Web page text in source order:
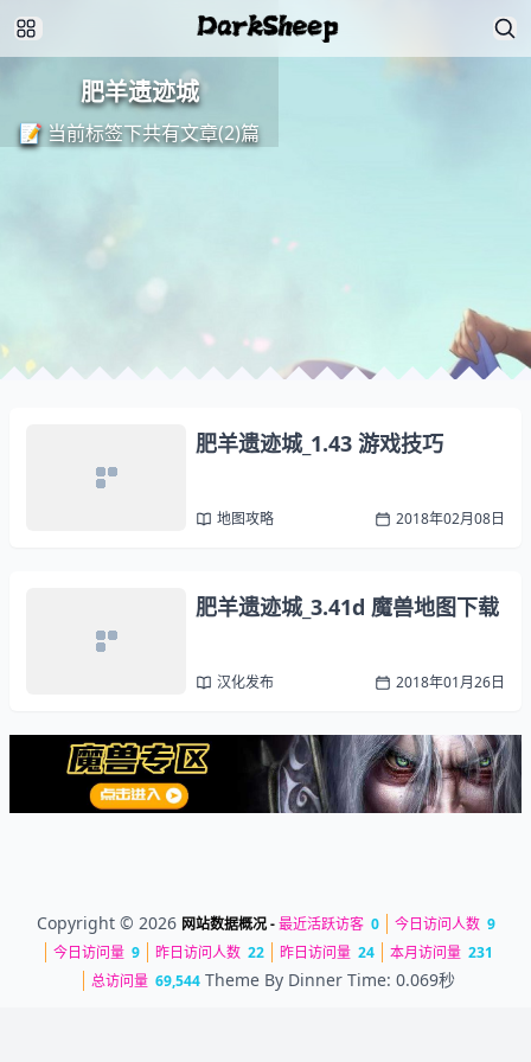
肥羊遗迹城
📝 当前标签下共有文章(2)篇
肥羊遗迹城_1.43 游戏技巧
地图攻略 2018年02月08日
肥羊遗迹城_3.41d 魔兽地图下载
汉化发布 2018年01月26日
Copyright © 2026 网站数据概况 -最近活跃访客 0 今日访问人数 9
今日访问量 9 昨日访问人数 22 昨日访问量 24 本月访问量 231
总访问量 69,544 Theme By Dinner Time: 0.069秒